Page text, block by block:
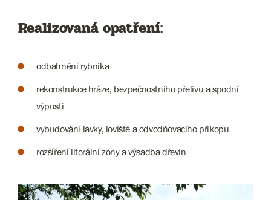
Realizovaná opatření:
odbahnění rybníka
rekonstrukce hráze, bezpečnostního přelivu a spodní
výpusti
vybudování lávky, loviště a odvodňovacího příkopu
rozšíření litorální zóny a výsadba dřevin